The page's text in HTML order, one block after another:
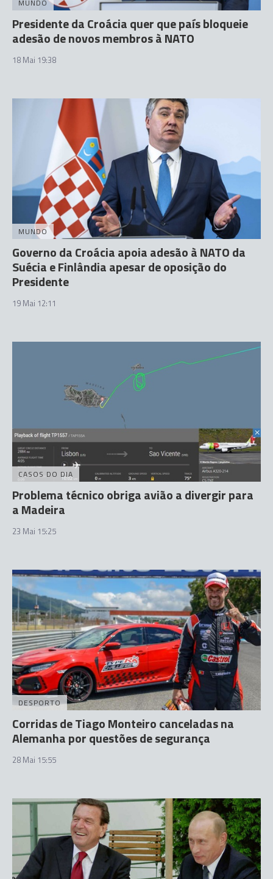
MUNDO
Presidente da Croácia quer que país bloqueie
adesão de novos membros à NATO
18 Mai 19:38
MUNDO
Governo da Croácia apoia adesão à NATO da
Suécia e Finlândia apesar de oposição do
Presidente
19 Mai 12:11
CASOS DO DIA
Problema técnico obriga avião a divergir para
a Madeira
23 Mai 15:25
DESPORTO
Corridas de Tiago Monteiro canceladas na
Alemanha por questões de segurança
28 Mai 15:55